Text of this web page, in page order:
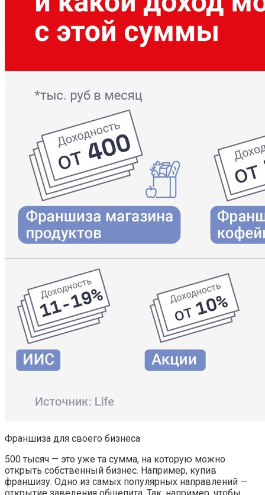
Франшиза для своего бизнеса
500 тысяч — это уже та сумма, на которую можно
открыть собственный бизнес. Например, купив
франшизу. Одно из самых популярных направлений —